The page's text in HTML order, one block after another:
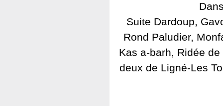
Suite Dardoup,
Rond Paludier,
Kas a-barh, Ridée
deux de Ligné-Les